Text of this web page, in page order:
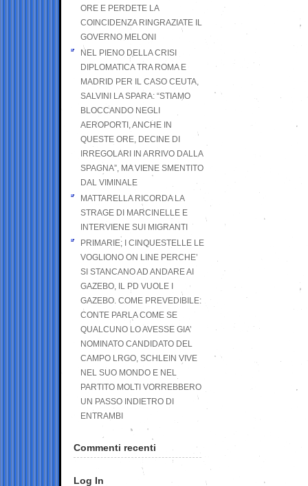
ORE E PERDETE LA
COINCIDENZA RINGRAZIATE IL
GOVERNO MELONI
NEL PIENO DELLA CRISI
DIPLOMATICA TRA ROMA E
MADRID PER IL CASO CEUTA,
SALVINI LA SPARA: “STIAMO
BLOCCANDO NEGLI
AEROPORTI, ANCHE IN
QUESTE ORE, DECINE DI
IRREGOLARI IN ARRIVO DALLA
SPAGNA”, MA VIENE SMENTITO
DAL VIMINALE
MATTARELLA RICORDA LA
STRAGE DI MARCINELLE E
INTERVIENE SUI MIGRANTI
PRIMARIE; I CINQUESTELLE LE
VOGLIONO ON LINE PERCHE’
SI STANCANO AD ANDARE AI
GAZEBO, IL PD VUOLE I
GAZEBO. COME PREVEDIBILE:
CONTE PARLA COME SE
QUALCUNO LO AVESSE GIA’
NOMINATO CANDIDATO DEL
CAMPO LRGO, SCHLEIN VIVE
NEL SUO MONDO E NEL
PARTITO MOLTI VORREBBERO
UN PASSO INDIETRO DI
ENTRAMBI
Commenti recenti
Log In